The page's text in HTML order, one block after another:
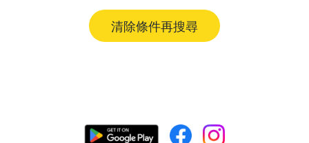
清除條件再搜尋